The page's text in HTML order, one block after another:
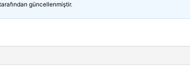
güncellenmiştir.